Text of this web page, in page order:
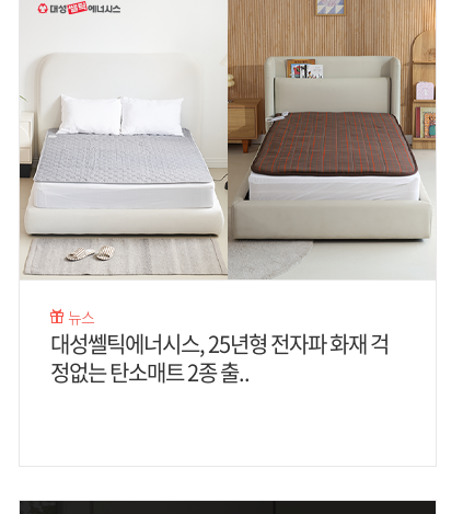
뉴스
대성쎌틱에너시스, 25년형 전자파 화재 걱
정없는 탄소매트 2종 출..